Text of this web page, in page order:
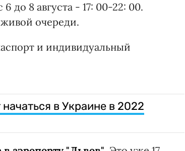
до 8 августа - 17: 00-22: 00.
очереди.
и индивидуальный
в Украине в 2022